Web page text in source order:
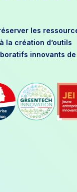
les
la création d’outils
innovants de